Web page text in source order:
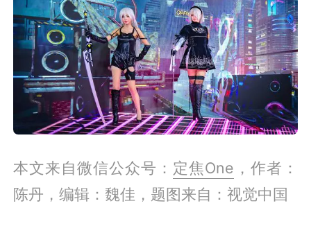
本文来自微信公众号： 定焦One ，作者：
陈丹，编辑：魏佳，题图来自：视觉中国